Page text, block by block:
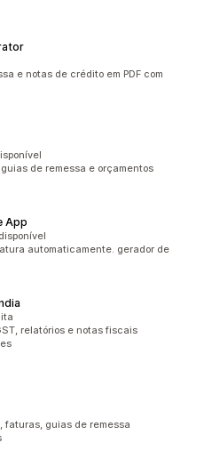
e notas de crédito em PDF com
de remessa e orçamentos
App
automaticamente. gerador de
relatórios e notas fiscais
faturas, guias de remessa